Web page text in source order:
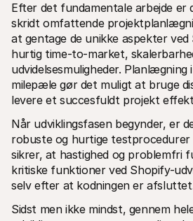
Efter det fundamentale arbejde
skridt omfattende
at gentage de unikke aspekter
hurtig time-to-market,
udvidelsesmuligheder.
milepæle gør det muligt at bruge
levere et succesfuldt projekt
Når udviklingsfasen begynder, er
robuste og hurtige testprocedurer
sikrer, at hastighed og problemfri
kritiske funktioner ved Shopify-
selv efter at kodningen er
Sidst men ikke mindst, gennem